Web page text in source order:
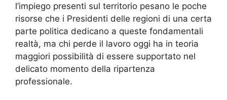
l’impiego presenti sul territorio pesano le poche
risorse che i Presidenti delle regioni di una certa
parte politica dedicano a queste fondamentali
realtà, ma chi perde il lavoro oggi ha in teoria
maggiori possibilità di essere supportato nel
delicato momento della ripartenza
professionale.